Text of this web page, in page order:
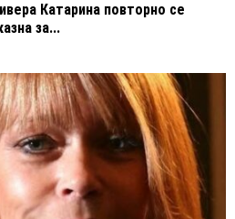
Катарина повторно се
за...